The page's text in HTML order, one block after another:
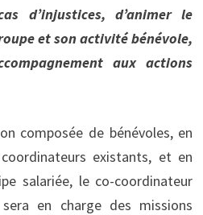
d’injustices, d’animer le
et son activité bénévole,
aux actions
composée de bénévoles, en
existants, et en
salariée, le co-coordinateur
en charge des missions